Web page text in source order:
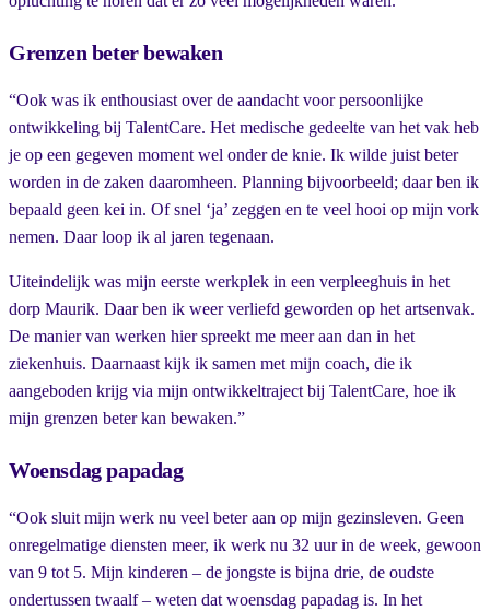
Grenzen beter bewaken
“Ook was ik enthousiast over de aandacht voor persoonlijke
ontwikkeling bij TalentCare. Het medische gedeelte van het vak heb
je op een gegeven moment wel onder de knie. Ik wilde juist beter
worden in de zaken daaromheen. Planning bijvoorbeeld; daar ben ik
bepaald geen kei in. Of snel ‘ja’ zeggen en te veel hooi op mijn vork
nemen. Daar loop ik al jaren tegenaan.
Uiteindelijk was mijn eerste werkplek in een verpleeghuis in het
dorp Maurik. Daar ben ik weer verliefd geworden op het artsenvak.
De manier van werken hier spreekt me meer aan dan in het
ziekenhuis. Daarnaast kijk ik samen met mijn coach, die ik
aangeboden krijg via mijn ontwikkeltraject bij TalentCare, hoe ik
mijn grenzen beter kan bewaken.”
Woensdag papadag
“Ook sluit mijn werk nu veel beter aan op mijn gezinsleven. Geen
onregelmatige diensten meer, ik werk nu 32 uur in de week, gewoon
van 9 tot 5. Mijn kinderen – de jongste is bijna drie, de oudste
ondertussen twaalf – weten dat woensdag papadag is. In het